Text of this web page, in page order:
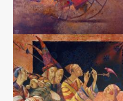
Uyqu
Bobur Ismoilov
Mato, moybo‘yoq (60x80) -
yil